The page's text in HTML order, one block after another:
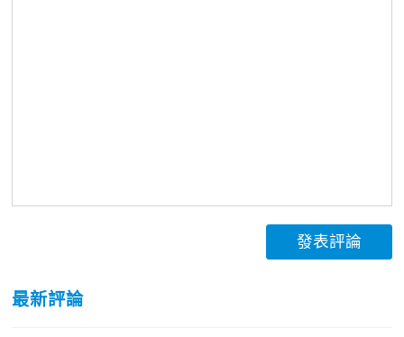
發表評論
最新評論